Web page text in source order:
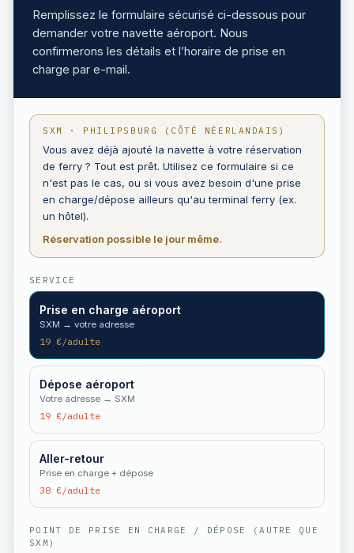
Remplissez le formulaire sécurisé ci-dessous pour
demander votre navette aéroport. Nous
confirmerons les détails et l’horaire de prise en
charge par e-mail.
SXM · PHILIPSBURG (CÔTÉ NÉERLANDAIS)
Vous avez déjà ajouté la navette à votre réservation
de ferry ? Tout est prêt. Utilisez ce formulaire si ce
n'est pas le cas, ou si vous avez besoin d'une prise
en charge/dépose ailleurs qu'au terminal ferry (ex.
un hôtel).
Réservation possible le jour même.
SERVICE
Prise en charge aéroport
SXM → votre adresse
19 €/adulte
Dépose aéroport
Votre adresse → SXM
19 €/adulte
Aller-retour
Prise en charge + dépose
38 €/adulte
POINT DE PRISE EN CHARGE / DÉPOSE (AUTRE QUE
SXM)